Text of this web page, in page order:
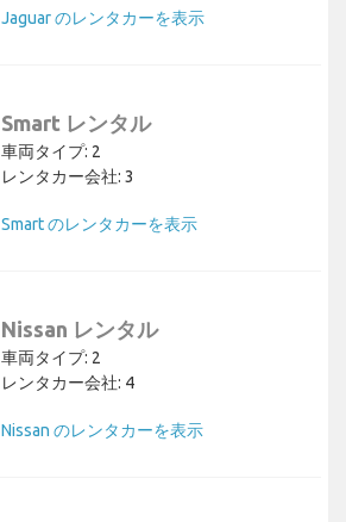
Jaguar のレンタカーを表示
Smart レンタル
車両タイプ: 2
レンタカー会社: 3
Smart のレンタカーを表示
Nissan レンタル
車両タイプ: 2
レンタカー会社: 4
Nissan のレンタカーを表示